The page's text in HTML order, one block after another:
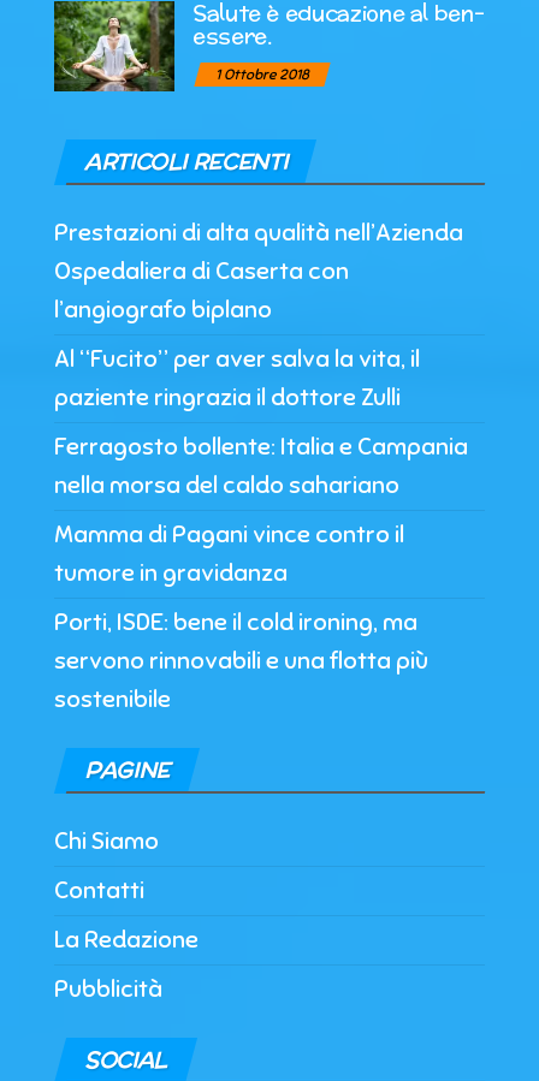
Salute è educazione al ben-
essere.
1 Ottobre 2018
ARTICOLI RECENTI
Prestazioni di alta qualità nell’Azienda
Ospedaliera di Caserta con
l’angiografo biplano
Al “Fucito” per aver salva la vita, il
paziente ringrazia il dottore Zulli
Ferragosto bollente: Italia e Campania
nella morsa del caldo sahariano
Mamma di Pagani vince contro il
tumore in gravidanza
Porti, ISDE: bene il cold ironing, ma
servono rinnovabili e una flotta più
sostenibile
PAGINE
Chi Siamo
Contatti
La Redazione
Pubblicità
SOCIAL